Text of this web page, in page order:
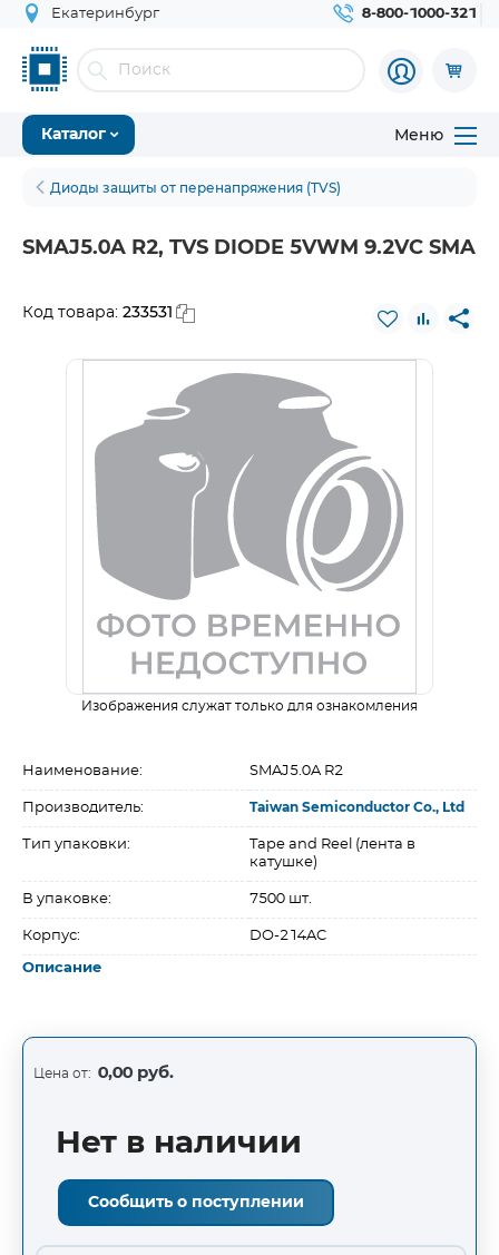
Екатеринбург 8-800-1000-321
Каталог Меню
Диоды защиты от перенапряжения (TVS)
SMAJ5.0A R2, TVS DIODE 5VWM 9.2VC SMA
Код товара: 233531
Изображения служат только для ознакомления
Наименование: SMAJ5.0A R2
Производитель: Taiwan Semiconductor Co., Ltd
Тип упаковки:
Tape and Reel (лента в
катушке)
В упаковке: 7500 шт.
Корпус: DO-214AC
Описание
Цена от: 0,00 руб.
Нет в наличии
Сообщить о поступлении